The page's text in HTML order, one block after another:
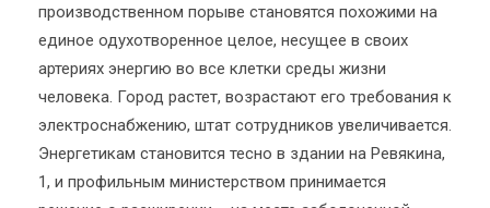
производственном порыве становятся похожими на
единое одухотворенное целое, несущее в своих
артериях энергию во все клетки среды жизни
человека. Город растет, возрастают его требования к
электроснабжению, штат сотрудников увеличивается.
Энергетикам становится тесно в здании на Ревякина,
1, и профильным министерством принимается